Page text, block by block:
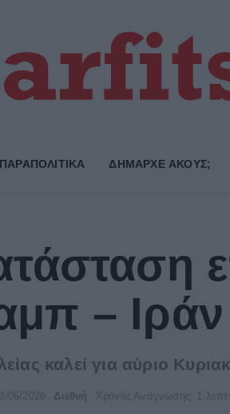
ΠΑΡΑΠΟΛΙΤΙΚΑ ΔΗΜΑΡΧE ΑΚΟΥΣ;
– Ιράν
καλεί για αύριο
06/2026 Διεθνή Χρόνος Ανάγνωσης: 1 λεπτό